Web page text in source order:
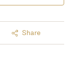
Share